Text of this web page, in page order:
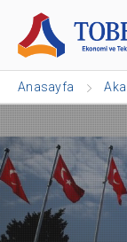
Anasayfa